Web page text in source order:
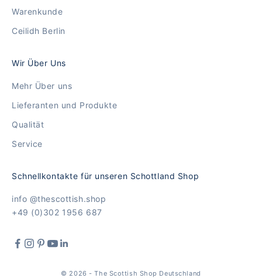
Warenkunde
Ceilidh Berlin
Wir Über Uns
Mehr Über uns
Lieferanten und Produkte
Qualität
Service
Schnellkontakte für unseren Schottland Shop
info @thescottish.shop
+49 (0)302 1956 687
© 2026 - The Scottish Shop Deutschland